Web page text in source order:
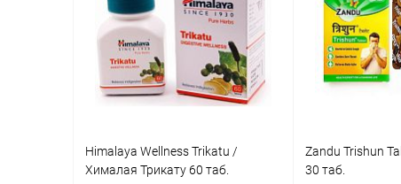
Купить в 1 клик Сравнение
В избранное Под заказ
Купить в 1
В избранное
Himalaya Wellness Trikatu /
Хималая Трикату 60 таб.
Zandu Trishun
30 таб.